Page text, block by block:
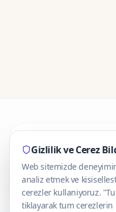
© 2025
Gizlilik ve Cerez
Web sitemizde
analiz etmek ve
cerezler kullaniyoruz.
tiklayarak tum